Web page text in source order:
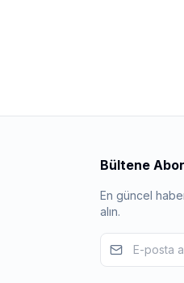
Bültene
En güncel
alın.